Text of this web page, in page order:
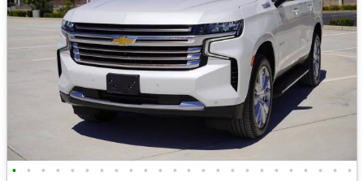
• • • • • • • • • • • • • • • • • • • • • • • •